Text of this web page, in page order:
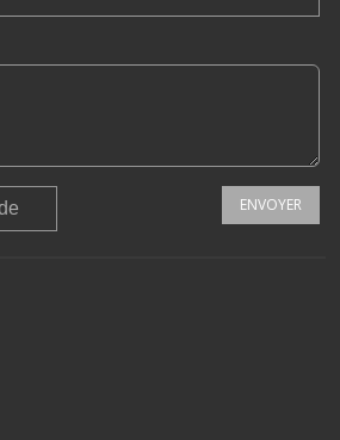
ENVOYER